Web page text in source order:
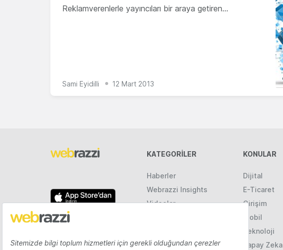
Reklamverenlerle yayıncıları bir araya getiren…
Sami Eyidilli 12 Mart 2013
KATEGORILER
Haberler
Webrazzi Insights
Videolar
KONULAR
Dijital
E-Ticaret
Girişim
Mobil
Teknoloji
Yapay Zeka